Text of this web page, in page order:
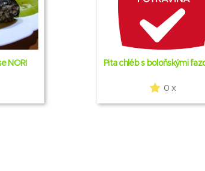
NORI Pita chléb s boloňskými
0 x